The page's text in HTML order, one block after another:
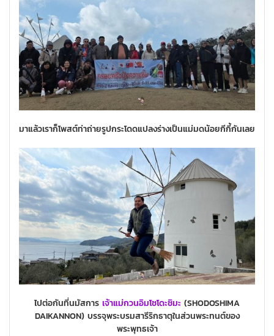
มาแล้วเราก็โพสต์ท่าถ่ายรูปกระโดดแปลงร่างเป็นแม่มดน้อยกีกี้กันเลย
ไปต่อกันที่นมัสการ เจ้าแม่กวนอิมโชโดะชิมะ (SHODOSHIMA
DAIKANNON) บรรจุพระบรมสารีริกธาตุในส่วนพระทนต์ของ
พระพุทธเจ้า